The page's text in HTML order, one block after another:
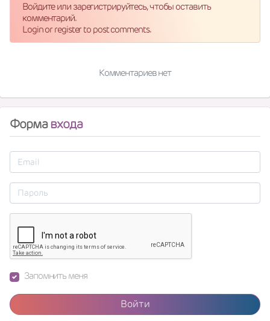
Войдите или зарегистрируйтесь, чтобы оставить
комментарий.
Login or register to post comments.
Комментариев нет
Формавхода
Запомнить меня
Войти